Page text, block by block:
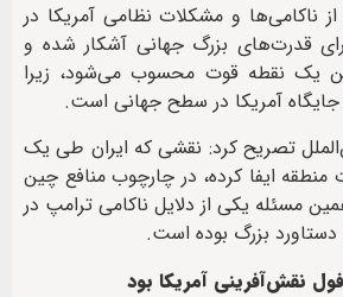
ناکامی‌ها و مشکلات نظامی آمریکا در
قدرت‌های بزرگ جهانی آشکار شده و
یک نقطه قوت محسوب می‌شود، زیرا
آمریکا در سطح جهانی است.
تصریح کرد: نقشی که ایران طی یک
ایفا کرده، در چارچوب منافع چین
مسئله یکی از دلایل ناکامی ترامپ در
بزرگ بوده است.